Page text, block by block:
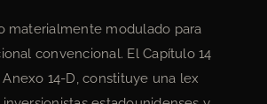
materialmente modulado para
convencional. El Capítulo 14
14-D, constituye una lex